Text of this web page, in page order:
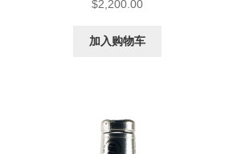
$2,200.00
加入购物车